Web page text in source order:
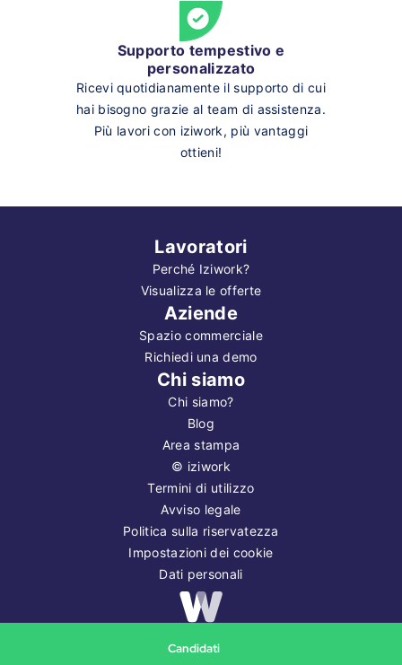
Candidati
Supporto tempestivo e
personalizzato
Ricevi quotidianamente il supporto di cui
hai bisogno grazie al team di assistenza.
Più lavori con iziwork, più vantaggi
ottieni!
Lavoratori
Perché Iziwork?
Visualizza le offerte
Aziende
Spazio commerciale
Richiedi una demo
Chi siamo
Chi siamo?
Blog
Area stampa
© iziwork
Termini di utilizzo
Avviso legale
Politica sulla riservatezza
Impostazioni dei cookie
Dati personali